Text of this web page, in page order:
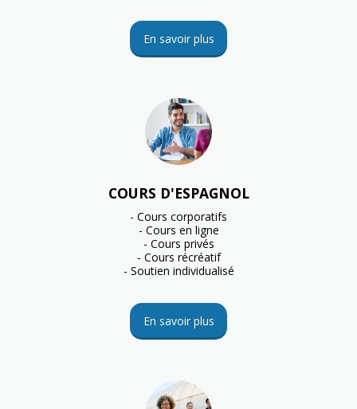
En savoir plus
COURS D'ESPAGNOL
- Cours corporatifs
- Cours en ligne
- Cours privés
- Cours récréatif
- Soutien individualisé
En savoir plus